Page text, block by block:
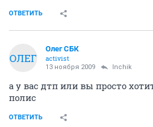
ОТВЕТИТЬ
ОЛЕГ
Олег СБК
activist
13 ноября 2009 Inchik
а у вас дтп или вы просто
полис
ОТВЕТИТЬ